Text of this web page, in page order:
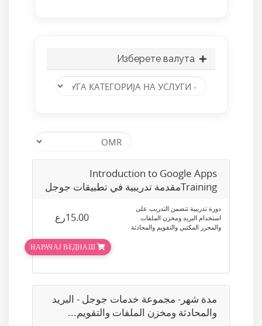
Introduction to Google Apps
Trainingمقدمة تدريبية في تطبيقات جوجل
دورة تدريبية تتضمن التدريب على
استخدام البريد ومخزن الملفات
والمحرر المكتبي والتقويم والمحادثة
15.00رع
НАРАЧАЈ ВЕДНАШ
مدة شهر- مجموعة خدمات جوجل - البريد
والمحادثة ومخزن الملفات والتقويم...